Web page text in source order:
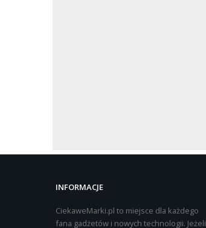
INFORMACJE
CiekaweMarki.pl to miejsce dla każdego
fana gadżetów i nowych technologii. Jeżeli